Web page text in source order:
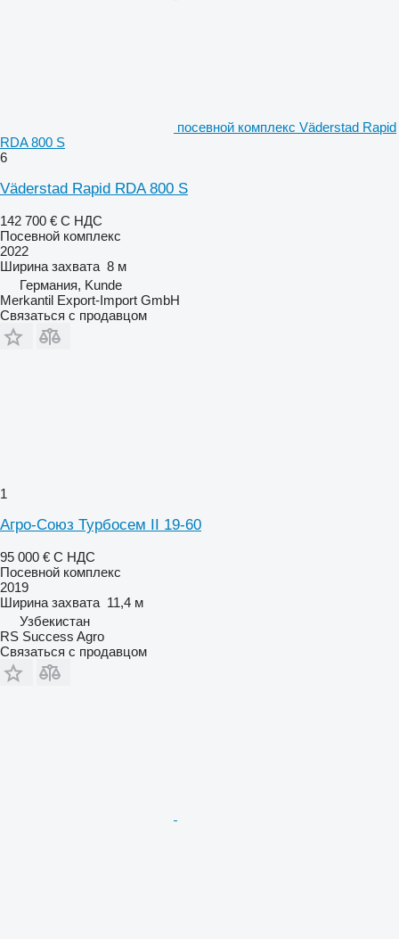
посевной комплекс Väderstad Rapid
RDA 800 S
6
Väderstad Rapid RDA 800 S
142 700 € С НДС
Посевной комплекс
2022
Ширина захвата 8 м
Германия, Kunde
Merkantil Export-Import GmbH
Связаться с продавцом
1
Агро-Союз Турбосем II 19-60
95 000 € С НДС
Посевной комплекс
2019
Ширина захвата 11,4 м
Узбекистан
RS Success Agro
Связаться с продавцом